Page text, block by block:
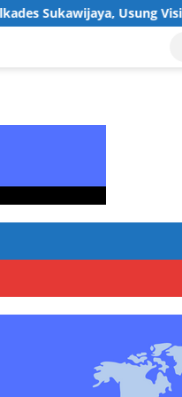
Usung Visi Desa Maju,